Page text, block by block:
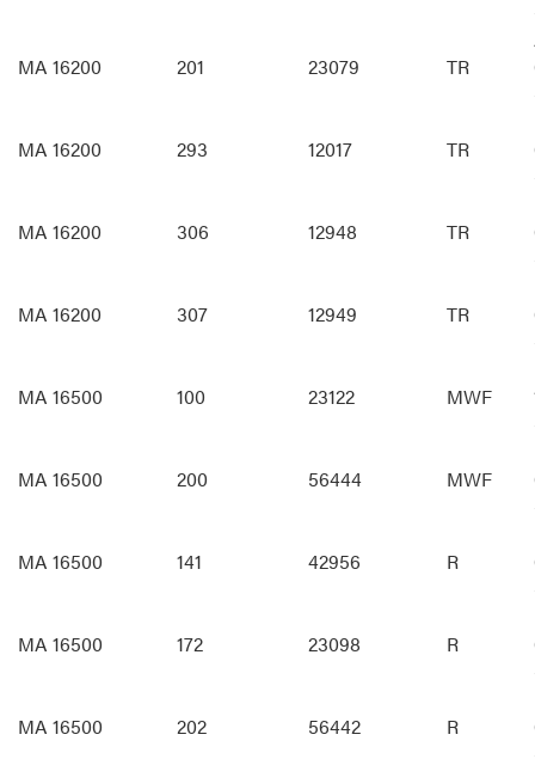
MA 16200
201 23079 TR
MA 16200
293 12017 TR
MA 16200
306 12948 TR
MA 16200
307 12949 TR
MA 16500
100 23122 MWF
MA 16500
200 56444 MWF
MA 16500
141 42956 R
MA 16500
172 23098 R
MA 16500
202 56442 R